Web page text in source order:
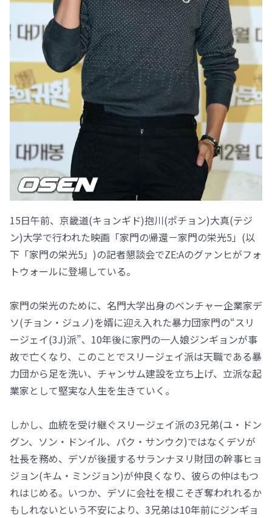
15日午前、京畿道(キョンギド)抱川(ポチョン)大真(テジ
ン)大学で行われた映画「家門の帰還－家門の栄光5」(以
下「家門の栄光5」)の記者懇談会でZE:Aのグァンヒがフォ
トウォールに登場している。
家門の栄光のために、名門大学出身のベンチャー企業家デ
ソ(チョン・ジュノ)を婿に迎え入れた暴力団家門の“スリ
ージェイ(3J)派”、10年後に家門の一人娘ジンギョンが事
故で亡くなり、このことでスリージェイ派は天職である暴
力団から足を洗い、チャンサム建設を立ち上げ、立派な起
業家として堅実な人生を生きていく。
しかし、血統を受け継ぐスリージェイ派の3兄弟(ユ・ドン
グン、ソン・ドンイル、パク・サンウク)ではなくデソが
社長を務め、デソが後援するサランナヌリ財団の幹事ヒョ
ジョン(キム・ミンジョン)が仲良くなり、彼らの仲はもつ
れはじめる。いつか、デソに会社を根こそぎ奪われれるか
もしれないという不安により、3兄弟は10年前にジンギョ